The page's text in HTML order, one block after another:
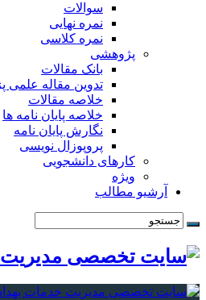
سوالات
نمره نهایی
نمره کلاسی
پژوهشی
بانک مقالات
تدوین مقاله علمی
خلاصه مقالات
خلاصه پایان نامه ها
نگارش پایان نامه
پروپوزال نویسی
کارهای دانشجویی
ویژه
آرشیو مطالب